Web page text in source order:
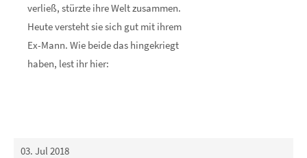
verließ, stürzte ihre Welt zusammen.
Heute versteht sie sich gut mit ihrem
Ex-Mann. Wie beide das hingekriegt
haben, lest ihr hier:
03. Jul 2018